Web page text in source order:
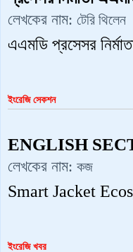
লেখকের নাম: টেরি থিলেন
এএমডি প্রসেসর
ইংরেজি সেকশন
ENGLISH
লেখকের নাম: কজ
Smart Jacket
ইংরেজি খবর